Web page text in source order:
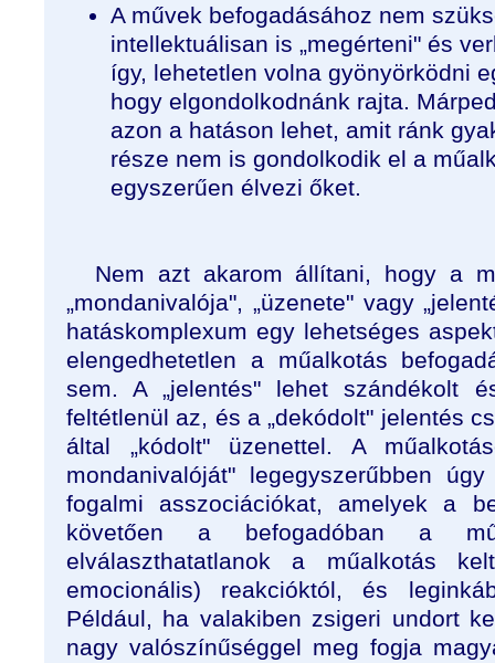
A művek befogadásához nem
intellektuálisan is „megérteni" és
így, lehetetlen volna gyönyörködni
hogy elgondolkodnánk rajta.
azon a hatáson lehet, amit ránk
része nem is gondolkodik el a
egyszerűen élvezi őket.
Nem azt akarom állítani, hogy a
„mondanivalója", „üzenete" vagy
hatáskomplexum egy lehetséges
elengedhetetlen a műalkotás
sem. A „jelentés" lehet szándékolt
feltétlenül az, és a „dekódolt" jelentés
által „kódolt" üzenettel. A
mondanivalóját" legegyszerűbben
fogalmi asszociációkat, amelyek a
követően a befogadóban a
elválaszthatatlanok a műalkotás
emocionális) reakcióktól, és
Például, ha valakiben zsigeri undort
nagy valószínűséggel meg fogja